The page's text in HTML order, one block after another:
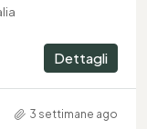
Dettagli
3 settimane ago